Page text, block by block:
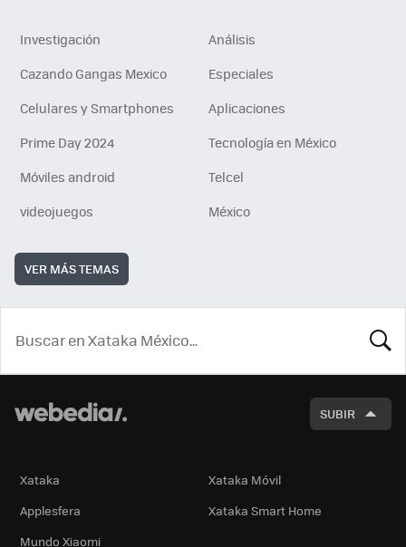
Investigación
Análisis
Cazando Gangas Mexico
Especiales
Celulares y Smartphones
Aplicaciones
Prime Day 2024
Tecnología en México
Móviles android
Telcel
videojuegos
México
VER MÁS TEMAS
SUBIR
Xataka
Xataka Móvil
Applesfera
Xataka Smart Home
Mundo Xiaomi